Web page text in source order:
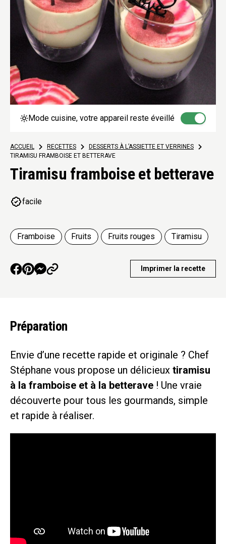
Mode cuisine, votre appareil reste éveillé
ACCUEIL > RECETTES > DESSERTS À L’ASSIETTE ET VERRINES
>
TIRAMISU FRAMBOISE ET BETTERAVE
Tiramisu framboise et betterave
facile
Framboise Fruits Fruits rouges Tiramisu
Imprimer la recette
Préparation
Envie d’une recette rapide et originale ? Chef
Stéphane vous propose un délicieux tiramisu
à la framboise et à la betterave ! Une vraie
découverte pour tous les gourmands, simple
et rapide à réaliser.